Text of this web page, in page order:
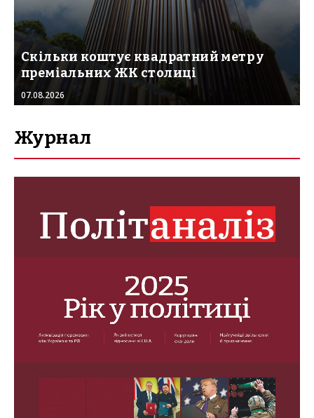
Скільки коштує квадратний метр у
преміальних ЖК столиці
07.08.2026
Журнал